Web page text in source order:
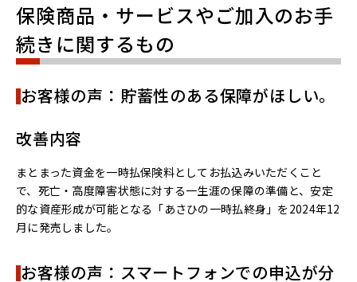
保険商品・サービスやご加入のお手
続きに関するもの
お客様の声：貯蓄性のある保障がほしい。
改善内容
まとまった資金を一時払保険料としてお払込みいただくこと
で、死亡・高度障害状態に対する一生涯の保障の準備と、安定
的な資産形成が可能となる「あさひの一時払終身」を2024年12
月に発売しました。
お客様の声：スマートフォンでの申込が分